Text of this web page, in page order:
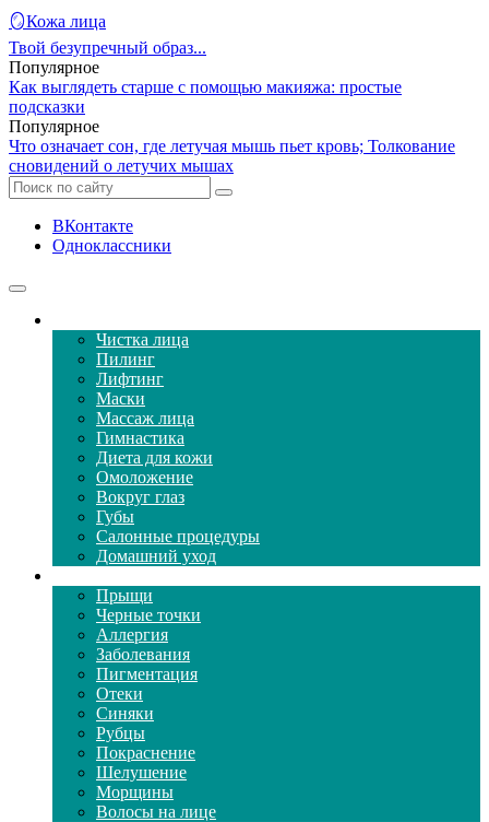
🪞Кожа лица
Твой безупречный образ...
Популярное
Как выглядеть старше с помощью макияжа: простые
подсказки
Популярное
Что означает сон, где летучая мышь пьет кровь; Толкование
сновидений о летучих мышах
ВКонтакте
Одноклассники
Чистка лица
Пилинг
Лифтинг
Маски
Массаж лица
Гимнастика
Диета для кожи
Омоложение
Вокруг глаз
Губы
Салонные процедуры
Домашний уход
Прыщи
Черные точки
Аллергия
Заболевания
Пигментация
Отеки
Синяки
Рубцы
Покраснение
Шелушение
Морщины
Волосы на лице